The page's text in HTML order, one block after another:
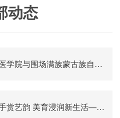
动态
畜牧兽医学院与围场满族蒙古族自治县大学生兽医团队开展座谈交流
校社携手赏艺韵 美育浸润新生活——高新技术产业开发区滨河社区居民走进我校艺术展览馆及实训基地